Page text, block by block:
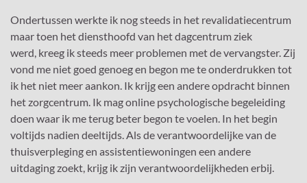
Ondertussen werkte ik nog steeds in het revalidatiecentrum
maar toen het diensthoofd van het dagcentrum ziek
werd, kreeg ik steeds meer problemen met de vervangster. Zij
vond me niet goed genoeg en begon me te onderdrukken tot
ik het niet meer aankon. Ik krijg een andere opdracht binnen
het zorgcentrum. Ik mag online psychologische begeleiding
doen waar ik me terug beter begon te voelen. In het begin
voltijds nadien deeltijds. Als de verantwoordelijke van de
thuisverpleging en assistentiewoningen een andere
uitdaging zoekt, krijg ik zijn verantwoordelijkheden erbij.